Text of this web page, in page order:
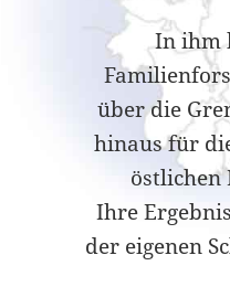
In ihm
über die
hinaus für
östlichen
Ihre
der eigenen